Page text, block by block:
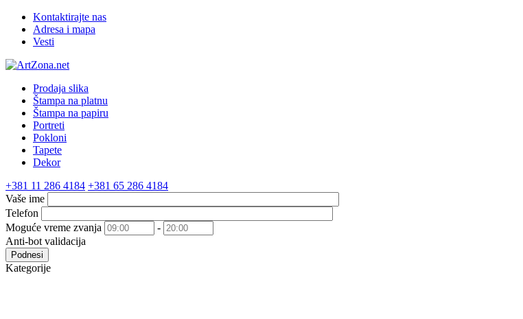
Kontaktirajte nas
Adresa i mapa
Vesti
Prodaja slika
Štampa na platnu
Štampa na papiru
Portreti
Pokloni
Tapete
Dekor
+381 11 286 4184 +381 65 286 4184
Vaše ime
Telefon
Moguće vreme zvanja
-
Anti-bot validacija
Podnesi
Kategorije